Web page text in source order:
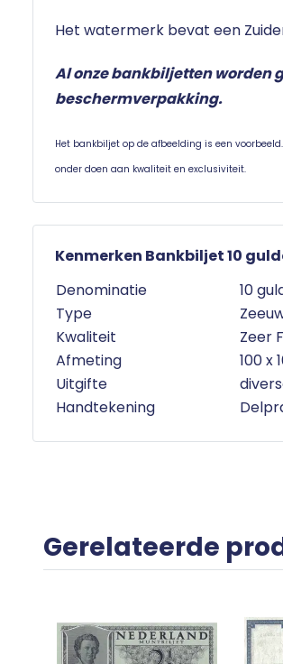
Het watermerk bevat een
Al onze bankbiljetten worden
beschermverpakking.
Het bankbiljet op de afbeelding is een
onder doen aan kwaliteit en exclusiviteit.
Kenmerken Bankbiljet 10
Denominatie
10
Type
Kwaliteit
Zeer
Afmeting
100 x
Uitgifte
Handtekening
Gerelateerde